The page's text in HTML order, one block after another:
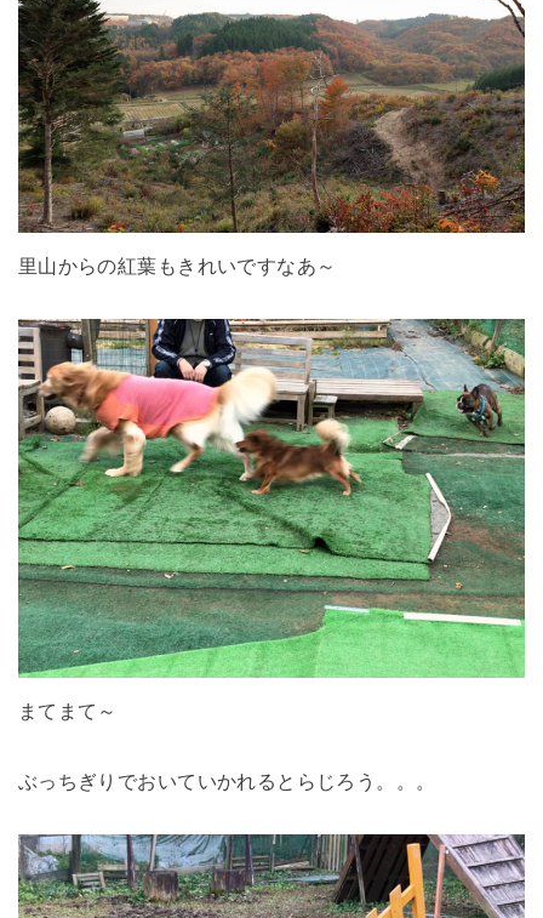
里山からの紅葉もきれいですなあ～
まてまて～
ぶっちぎりでおいていかれるとらじろう。。。